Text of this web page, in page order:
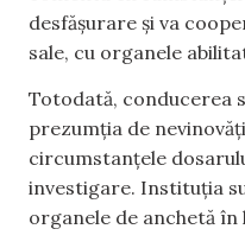
desfășurare și va
sale, cu organele
Totodată, conducerea
prezumția de
circumstanțele
investigare. Instituția
organele de anchetă